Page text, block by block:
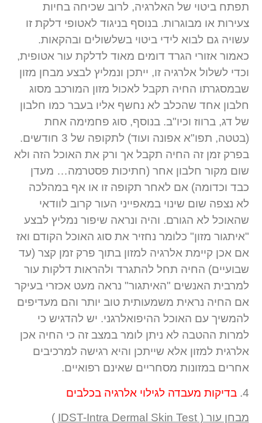
תפתח ביטוי של האלרגיה, לרוב שכיחה בחיות
צעירות או מבוגרות. בנוסף בניגוד לאטופי דלקת זו
עשויה גם לבוא לידי ביטוי בשלשולים ובהקאות.
כאמור אזורי הגרד דומים מאוד לדלקת עור אטופית,
וכדי לשלול אלרגיה זו, ייתכן ונמליץ לבצע מבחן מזון
שבמסגרתו החיה תקבל לאכול מזון המורכב מסוג
חלבון אחד שהכלב לא נחשף אליו בעבר כמו חלבון
של דג, ברווז וכיו"ב. בנוסף, סוג פחמימה אחת
(בטטה, תפו"א אפונה ועוד) לתקופה של 3 חודשים.
בפרק זמן זה החיה תקבל אך ורק את האוכל הזה ולא
שום מקור חלבון אחר (חתיכות פסטרמה… מעדן
כבד וכדומה) אם לאחר תקופה זו או אף במהלכה
לא נצפה שום שינוי במאפייני העור קרוב לוודאי
שהאוכל לא הגורם. והיה ונראה שיפור נמליץ לבצע
"איתגור מזון" כלומר נחזיר את סוג האוכל הקודם ואז
אם אכן קיימת אלרגיה למזון בתוך פרק זמן קצר (עד
שבועיים) החיה תחל להתגרד ולהראות דלקות עור
למרבית האנשים "האיתגור" נראה מעט אכזרי בעיקר
אם החיה נראית משמעותית טוב יותר והם מעדיפים
להמשיך עם האוכל ההיפואלרגני. יש להדגיש כי
למרות ההטבה לא ניתן לומר במצב זה כי החיה אכן
אלרגית למזון אלא שייתכן והיא רגישה למרכיבים
אחרים במזונות מסחריים שאינם רפואיים.
4. בדיקות מעבדה לגילוי אלרגיה בכלבים
מבחן עור ( IDST-Intra Dermal Skin Test
)